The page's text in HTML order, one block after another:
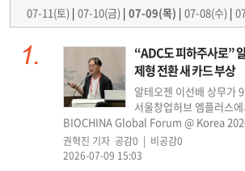
07-11(토) |07-10(금) |07-09(목) |07-08(수) |
“ADC도 피하주사로”
제형 전환 새 카드 부상
알테오젠 이선배 상무가
서울창업허브 엠플러스
BIOCHINA Global Forum @ Korea
권혁진 기자 공감0 | 비공감0
2026-07-09 15:03